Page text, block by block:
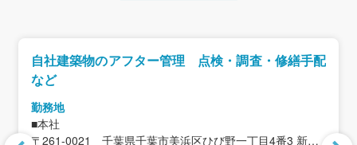
自社建築物のアフター管理 点検・調査・修繕手配
など
勤務地
■本社
〒261-0021 千葉県千葉市美浜区ひび野一丁目4番3 新日